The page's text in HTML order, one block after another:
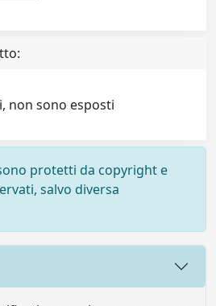
non sono esposti
protetti da copyright e
salvo diversa